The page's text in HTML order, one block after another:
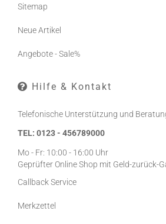
Sitemap
Neue Artikel
Angebote - Sale%
Hilfe & Kontakt
Telefonische Unterstützung und
TEL: 0123 - 456789000
Mo - Fr: 10:00 - 16:00 Uhr
Geprüfter Online Shop mit Geld-zurück-
Callback Service
Merkzettel